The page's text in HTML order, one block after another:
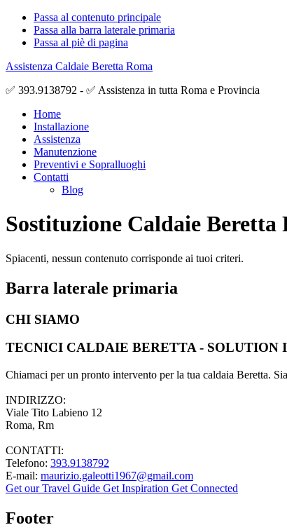
Passa al contenuto principale
Passa alla barra laterale primaria
Passa al piè di pagina
Assistenza Caldaie Beretta Roma
✅ 393.9138792 - ✅ Assistenza in tutta Roma e Provincia
Home
Installazione
Assistenza
Manutenzione
Preventivi e Sopralluoghi
Contatti
Blog
Sostituzione Caldaie Beretta
Spiacenti, nessun contenuto corrisponde ai tuoi criteri.
Barra laterale primaria
CHI SIAMO
TECNICI CALDAIE BERETTA - SOLUTION
Chiamaci per un pronto intervento per la tua caldaia Beretta.
INDIRIZZO:
Viale Tito Labieno 12
Roma, Rm
CONTATTI:
Telefono: 393.9138792
E-mail: maurizio.galeotti1967@gmail.com
Get our Travel Guide Get Inspiration Get Connected
Footer